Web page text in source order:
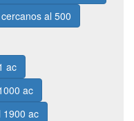
al 500
1 ac
1000 ac
1900 ac